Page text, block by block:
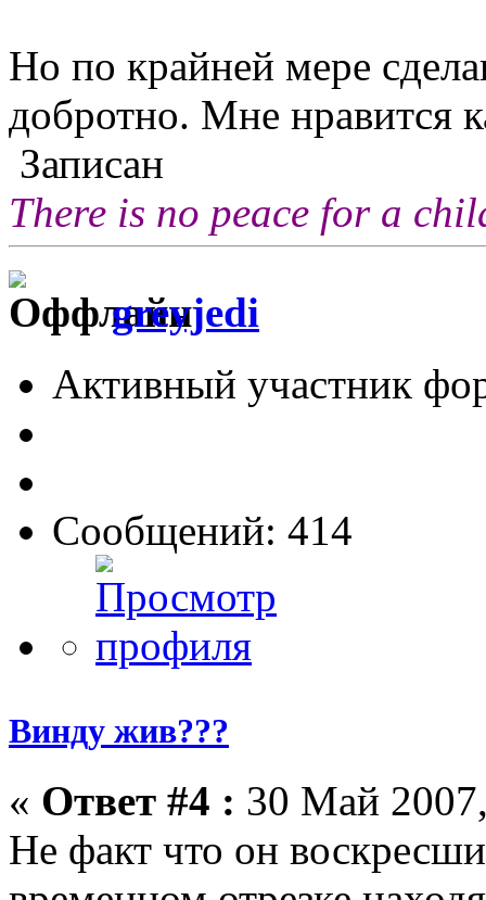
Но по крайней мере
добротно. Мне нравится
Записан
There is no peace for a
greyjedi
Активный участник
Сообщений: 414
Винду жив???
« Ответ #4 : 30 Май
Не факт что он